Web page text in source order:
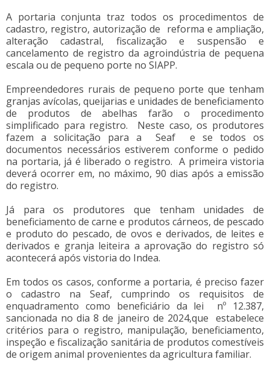
A portaria conjunta traz todos os procedimentos de
cadastro, registro, autorização de reforma e ampliação,
alteração cadastral, fiscalização e suspensão e
cancelamento de registro da agroindústria de pequena
escala ou de pequeno porte no SIAPP.
Empreendedores rurais de pequeno porte que tenham
granjas avícolas, queijarias e unidades de beneficiamento
de produtos de abelhas farão o procedimento
simplificado para registro. Neste caso, os produtores
fazem a solicitação para a Seaf e se todos os
documentos necessários estiverem conforme o pedido
na portaria, já é liberado o registro. A primeira vistoria
deverá ocorrer em, no máximo, 90 dias após a emissão
do registro.
Já para os produtores que tenham unidades de
beneficiamento de carne e produtos cárneos, de pescado
e produto do pescado, de ovos e derivados, de leites e
derivados e granja leiteira a aprovação do registro só
acontecerá após vistoria do Indea.
Em todos os casos, conforme a portaria, é preciso fazer
o cadastro na Seaf, cumprindo os requisitos de
enquadramento como beneficiário da lei nº 12.387,
sancionada no dia 8 de janeiro de 2024,que estabelece
critérios para o registro, manipulação, beneficiamento,
inspeção e fiscalização sanitária de produtos comestíveis
de origem animal provenientes da agricultura familiar.